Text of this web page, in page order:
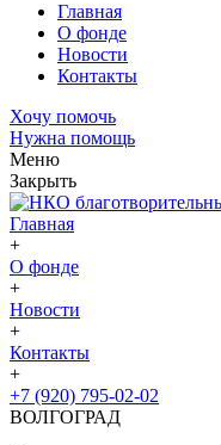
Главная
О фонде
Новости
Контакты
Хочу помочь
Нужна помощь
Меню
Закрыть
Главная
+
О фонде
+
Новости
+
Контакты
+
+7 (920) 795-02-02
ВОЛГОГРАД